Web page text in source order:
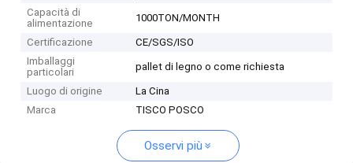
Capacità di
alimentazione
1000TON/MONTH
Certificazione
CE/SGS/ISO
Imballaggi
particolari
pallet di legno o come richiesta
Luogo di origine
La Cina
Marca
TISCO POSCO
Osservi più